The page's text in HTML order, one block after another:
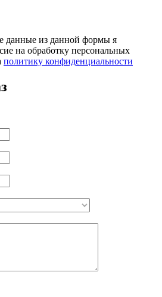
данные из данной формы я
на обработку персональных
политику конфиденциальности